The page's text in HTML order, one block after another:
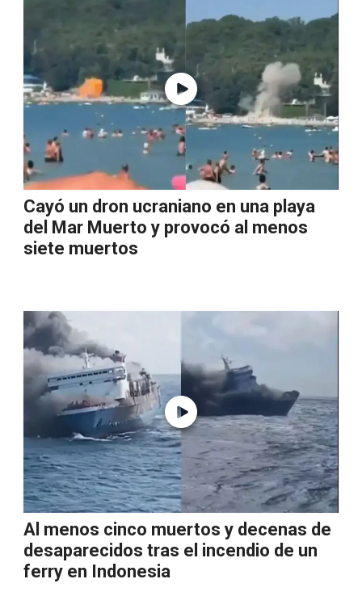
Cayó un dron ucraniano en una playa
del Mar Muerto y provocó al menos
siete muertos
Al menos cinco muertos y decenas de
desaparecidos tras el incendio de un
ferry en Indonesia